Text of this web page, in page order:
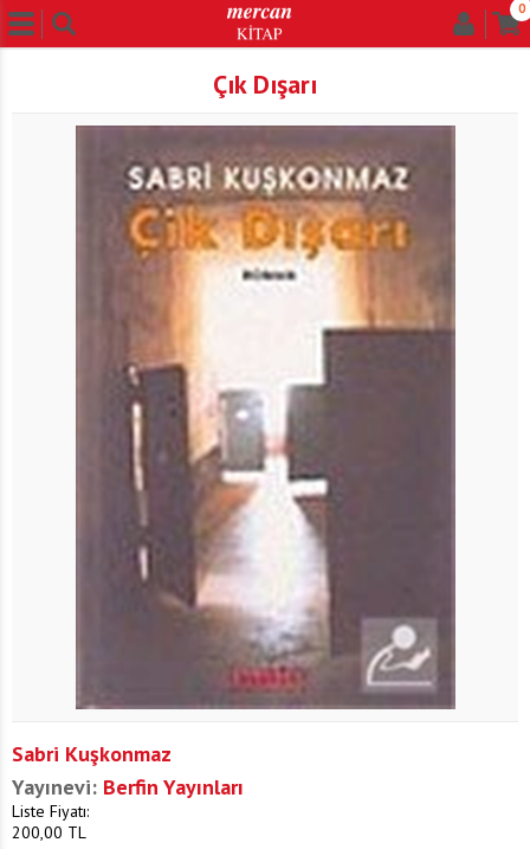
0
Çık Dışarı
Sabri Kuşkonmaz
Yayınevi: Berfin Yayınları
Liste Fiyatı:
200,00 TL